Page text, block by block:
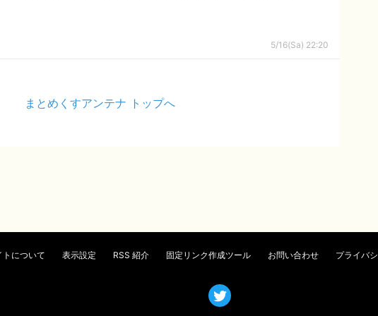
5/16(Sa) 22:20
まとめくすアンテナ トップへ
トについて 表示設定 RSS 紹介 固定リンク作成ツール お問い合わせ プライバ